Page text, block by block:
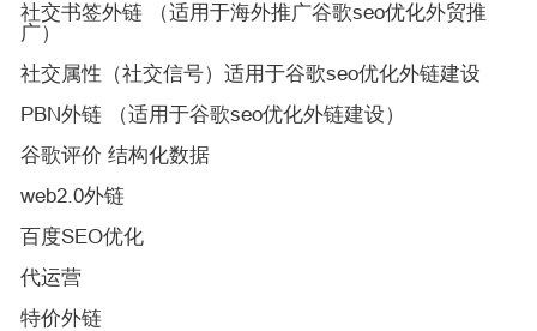
社交书签外链 （适用于海外推广谷歌seo优化外贸推
广）
社交属性（社交信号）适用于谷歌seo优化外链建设
PBN外链 （适用于谷歌seo优化外链建设）
谷歌评价 结构化数据
web2.0外链
百度SEO优化
代运营
特价外链